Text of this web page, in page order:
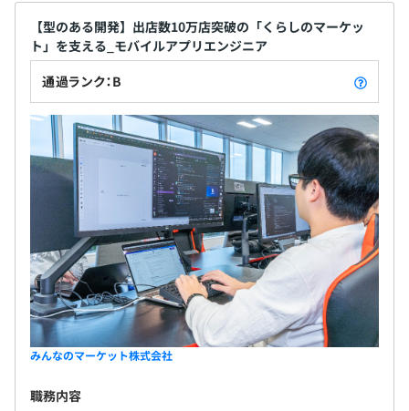
【型のある開発】出店数10万店突破の「くらしのマーケッ
ト」を支える_モバイルアプリエンジニア
通過ランク：B
みんなのマーケット株式会社
職務内容